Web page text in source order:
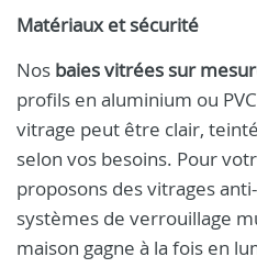
Matériaux et sécurité
Nos baies vitrées sur
profils en aluminium ou
vitrage peut être clair,
selon vos besoins. Pour
proposons des vitrages
systèmes de verrouillage
maison gagne à la fois en